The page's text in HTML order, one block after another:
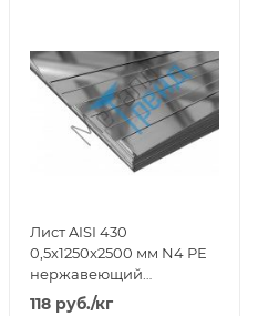
Лист AISI 430
0,5x1250x2500 мм N4 РЕ
нержавеющий
шлифованный
118 руб./кг